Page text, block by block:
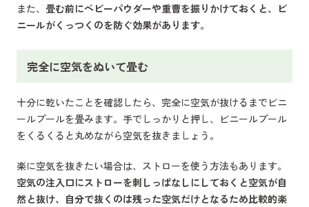
また、 畳む前にベビーパウダーや重曹を振りかけておくと、ビ
ニールがくっつくのを防ぐ効果があります。
完全に空気をぬいて畳む
十分に乾いたことを確認したら、完全に空気が抜けるまでビニ
ールプールを畳みます。手でしっかりと押し、ビニールプール
をくるくると丸めながら空気を抜きましょう。
楽に空気を抜きたい場合は、ストローを使う方法もあります。
空気の注入口にストローを刺しっぱなしにしておくと空気が自
然と抜け、自分で抜くのは残った空気だけとなるため比較的楽